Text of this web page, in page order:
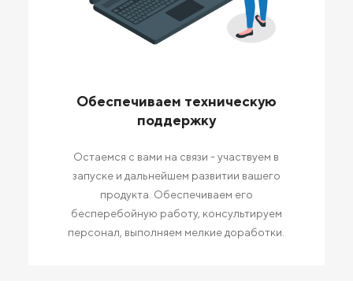
Обеспечиваем техническую
поддержку
Остаемся с вами на связи - участвуем в
запуске и дальнейшем развитии вашего
продукта. Обеспечиваем его
бесперебойную работу, консультируем
персонал, выполняем мелкие доработки.